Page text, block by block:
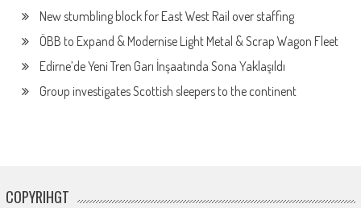
New stumbling block for East West Rail over staffing
ÖBB to Expand & Modernise Light Metal & Scrap Wagon Fleet
Edirne’de Yeni Tren Garı İnşaatında Sona Yaklaşıldı
Group investigates Scottish sleepers to the continent
COPYRIHGT